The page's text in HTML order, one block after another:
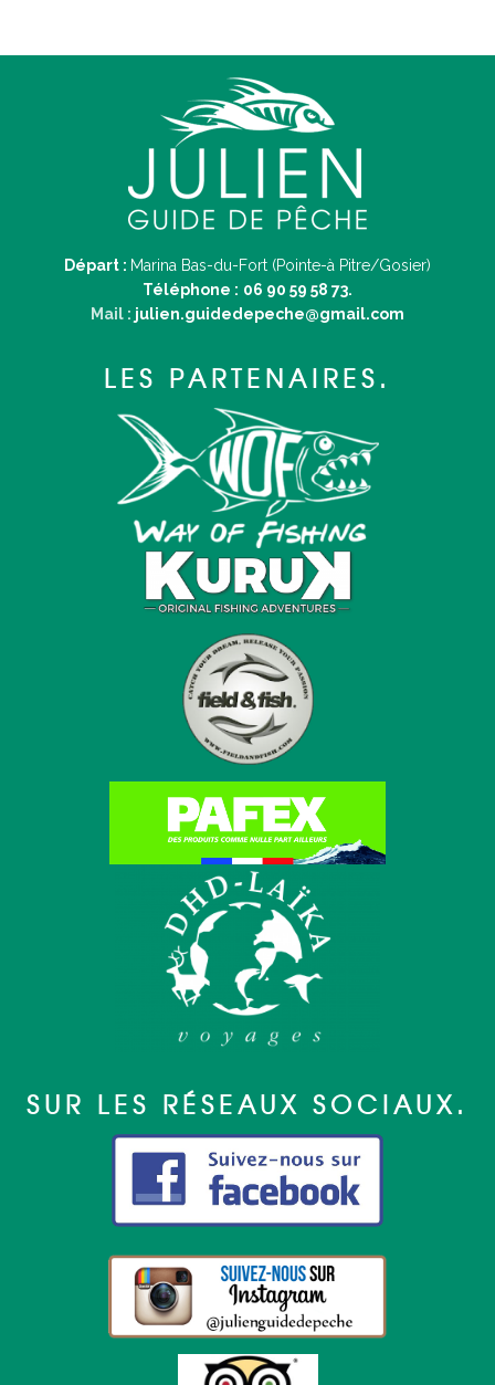
Départ : Marina Bas-du-Fort (Pointe-à Pitre/Gosier)
Téléphone : 06 90 59 58 73.
Mail : julien.guidedepeche@gmail.com
LES PARTENAIRES.
SUR LES RÉSEAUX SOCIAUX.